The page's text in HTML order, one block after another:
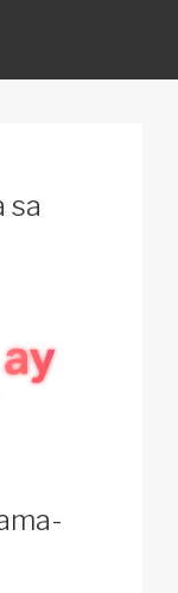
sa